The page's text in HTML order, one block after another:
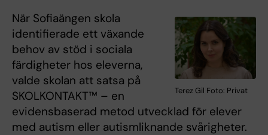
Terez Gil Foto: Privat
När Sofiaängen skola
identifierade ett växande
behov av stöd i sociala
färdigheter hos eleverna,
valde skolan att satsa på
SKOLKONTAKT™ – en
evidensbaserad metod utvecklad för elever
med autism eller autismliknande svårigheter.